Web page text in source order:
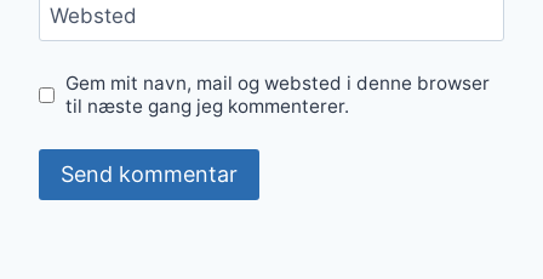
Websted
Gem mit navn, mail og websted i denne browser
til næste gang jeg kommenterer.